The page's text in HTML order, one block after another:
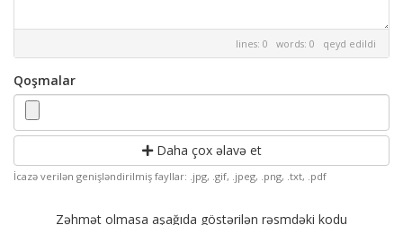
lines: 0 words: 0 qeyd edildi
Qoşmalar
Daha çox əlavə et
İcazə verilən genişləndirilmiş fayllar: .jpg, .gif, .jpeg, .png, .txt, .pdf
Zəhmət olmasa aşağıda göstərilən rəsmdəki kodu